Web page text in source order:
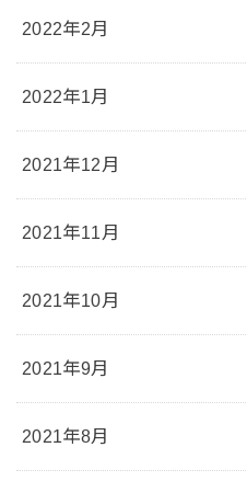
2022年2月
2022年1月
2021年12月
2021年11月
2021年10月
2021年9月
2021年8月